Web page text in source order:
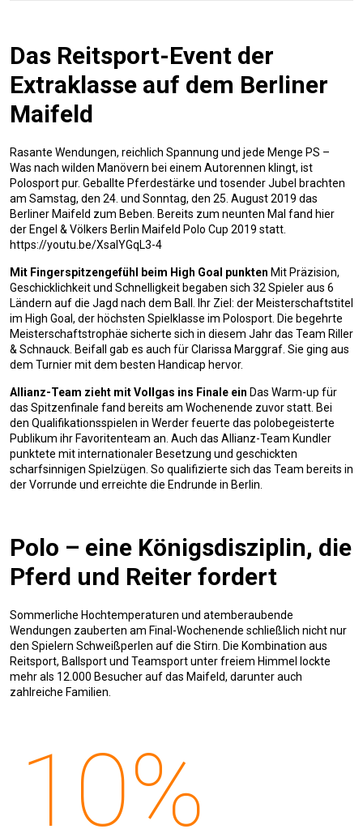
Das Reitsport-Event der
Extraklasse auf dem Berliner
Maifeld
Rasante Wendungen, reichlich Spannung und jede Menge PS –
Was nach wilden Manövern bei einem Autorennen klingt, ist
Polosport pur. Geballte Pferdestärke und tosender Jubel brachten
am Samstag, den 24. und Sonntag, den 25. August 2019 das
Berliner Maifeld zum Beben. Bereits zum neunten Mal fand hier
der Engel & Völkers Berlin Maifeld Polo Cup 2019 statt.
https://youtu.be/XsaIYGqL3-4
Mit Fingerspitzengefühl beim High Goal punkten Mit Präzision,
Geschicklichkeit und Schnelligkeit begaben sich 32 Spieler aus 6
Ländern auf die Jagd nach dem Ball. Ihr Ziel: der Meisterschaftstitel
im High Goal, der höchsten Spielklasse im Polosport. Die begehrte
Meisterschaftstrophäe sicherte sich in diesem Jahr das Team Riller
& Schnauck. Beifall gab es auch für Clarissa Marggraf. Sie ging aus
dem Turnier mit dem besten Handicap hervor.
Allianz-Team zieht mit Vollgas ins Finale ein Das Warm-up für
das Spitzenfinale fand bereits am Wochenende zuvor statt. Bei
den Qualifikationsspielen in Werder feuerte das polobegeisterte
Publikum ihr Favoritenteam an. Auch das Allianz-Team Kundler
punktete mit internationaler Besetzung und geschickten
scharfsinnigen Spielzügen. So qualifizierte sich das Team bereits in
der Vorrunde und erreichte die Endrunde in Berlin.
Polo – eine Königsdisziplin, die
Pferd und Reiter fordert
Sommerliche Hochtemperaturen und atemberaubende
Wendungen zauberten am Final-Wochenende schließlich nicht nur
den Spielern Schweißperlen auf die Stirn. Die Kombination aus
Reitsport, Ballsport und Teamsport unter freiem Himmel lockte
mehr als 12.000 Besucher auf das Maifeld, darunter auch
zahlreiche Familien.
10%